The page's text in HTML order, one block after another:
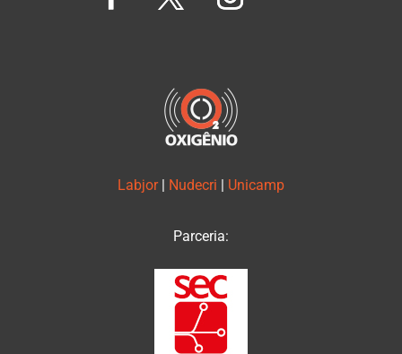
Labjor Nudecri Unicamp
Parceria: